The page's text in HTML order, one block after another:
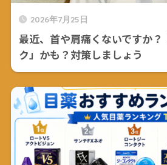
2026年7月25日
最近、首や肩痛くないですか？
ク」かも？対策しましょう